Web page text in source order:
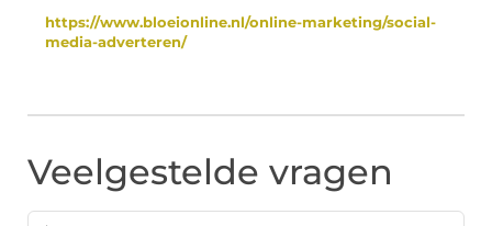
https://www.bloeionline.nl/online-marketing/social-
media-adverteren/
Veelgestelde vragen